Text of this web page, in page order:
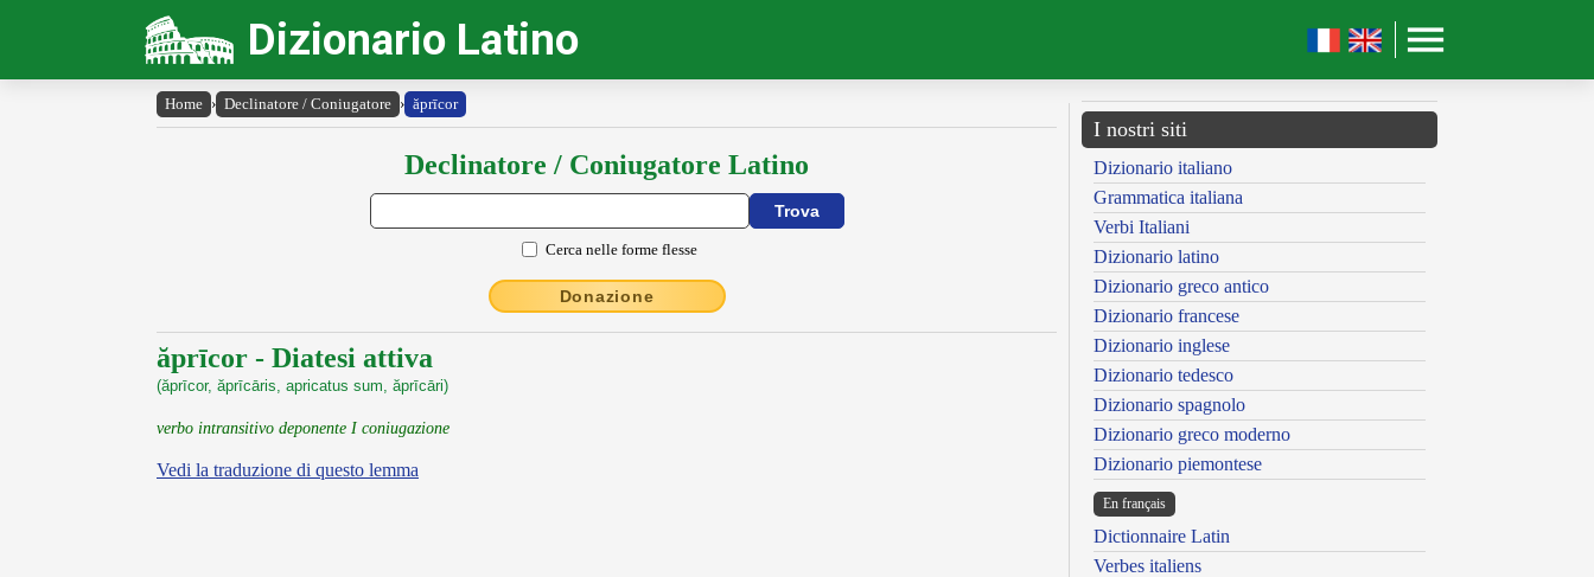
Dizionario Latino
Home › Declinatore / Coniugatore › ăprīcor
Declinatore / Coniugatore Latino
Cerca nelle forme flesse
Donazione
ăprīcor - Diatesi attiva
(ăprīcor, ăprīcāris, apricatus sum, ăprīcāri)
verbo intransitivo deponente I coniugazione
Vedi la traduzione di questo lemma
I nostri siti
Dizionario italiano
Grammatica italiana
Verbi Italiani
Dizionario latino
Dizionario greco antico
Dizionario francese
Dizionario inglese
Dizionario tedesco
Dizionario spagnolo
Dizionario greco moderno
Dizionario piemontese
En français
Dictionnaire Latin
Verbes italiens